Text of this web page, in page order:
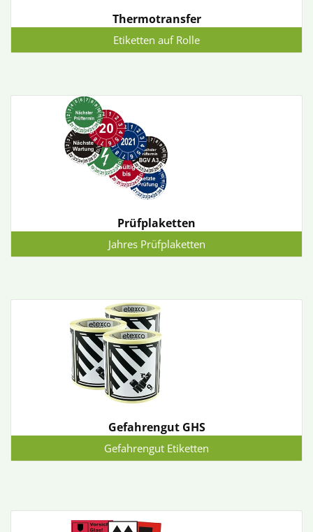
Thermotransfer
Etiketten auf Rolle
Prüfplaketten
Jahres Prüfplaketten
Gefahrengut GHS
Gefahrengut Etiketten